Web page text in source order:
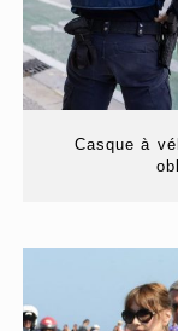
Casque à